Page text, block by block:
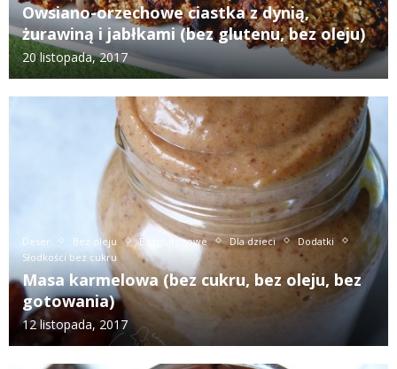
Owsiano-orzechowe ciastka z dynią,
żurawiną i jabłkami (bez glutenu, bez oleju)
20 listopada, 2017
Deser Bez oleju Bezglutenowe Dla dzieci
Dodatki
Słodkości bez cukru
Masa karmelowa (bez cukru, bez oleju, bez
gotowania)
12 listopada, 2017